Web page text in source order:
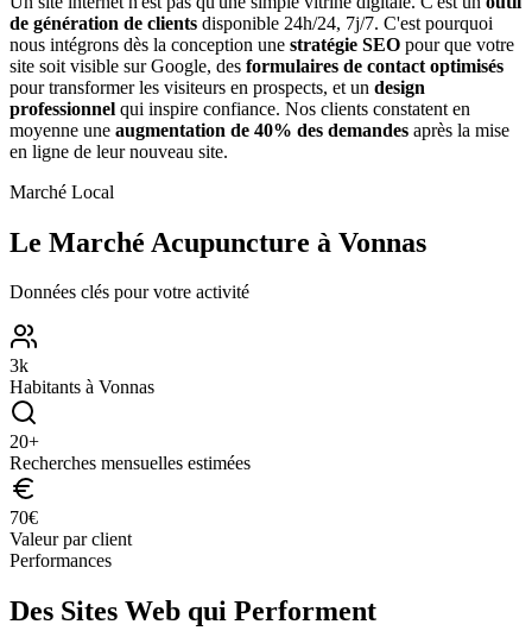
de génération de clients disponible 24h/24, 7j/7. C'est pourquoi
nous intégrons dès la conception une stratégie SEO pour que votre
site soit visible sur Google, des formulaires de contact optimisés
pour transformer les visiteurs en prospects, et un design
professionnel qui inspire confiance. Nos clients constatent en
moyenne une augmentation de 40% des demandes après la mise
en ligne de leur nouveau site.
Marché Local
Le Marché Acupuncture à Vonnas
Données clés pour votre activité
3k
Habitants à Vonnas
20+
Recherches mensuelles estimées
70€
Valeur par client
Performances
Des Sites Web qui Performent